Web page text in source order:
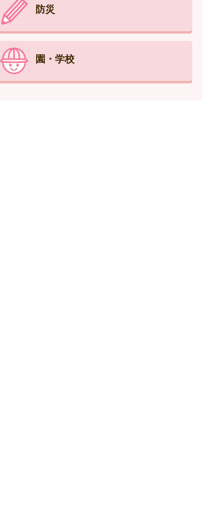
防災
園・学校